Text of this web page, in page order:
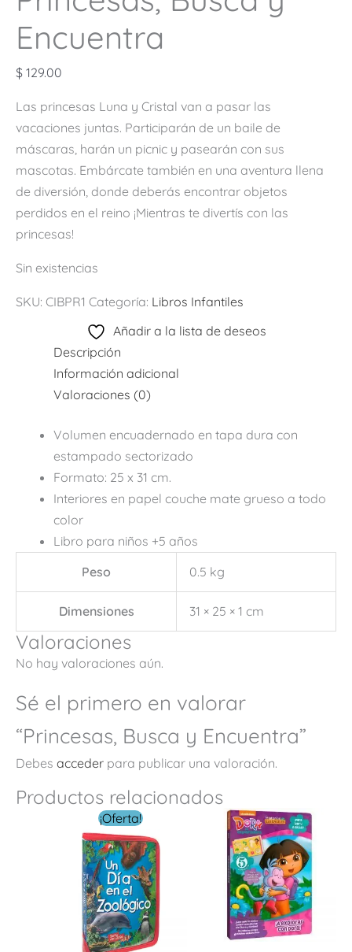
Encuentra
$ 129.00
Las princesas Luna y Cristal van a pasar las
vacaciones juntas. Participarán de un baile de
máscaras, harán un picnic y pasearán con sus
mascotas. Embárcate también en una aventura llena
de diversión, donde deberás encontrar objetos
perdidos en el reino ¡Mientras te divertís con las
princesas!
Sin existencias
SKU: CIBPR1 Categoría: Libros Infantiles
Añadir a la lista de deseos
Descripción
Información adicional
Valoraciones (0)
Volumen encuadernado en tapa dura con
estampado sectorizado
Formato: 25 x 31 cm.
Interiores en papel couche mate grueso a todo
color
Libro para niños +5 años
Peso
0.5 kg
Dimensiones 31 × 25 × 1 cm
Valoraciones
No hay valoraciones aún.
Sé el primero en valorar
“Princesas, Busca y Encuentra”
Debes acceder para publicar una valoración.
Productos relacionados
¡Oferta!
El
precio
original
era:
$ 249.00.